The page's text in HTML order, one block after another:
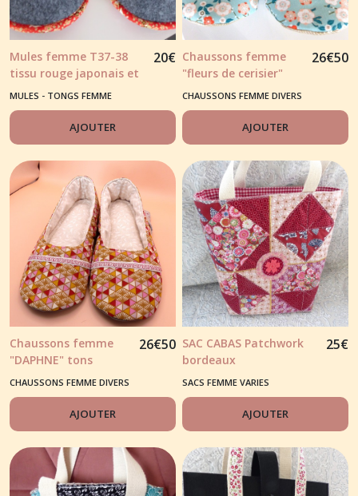
Mules femme T37-38
tissu rouge japonais et
feutrine grise
20€
MULES - TONGS FEMME
AJOUTER
Chaussons femme
"fleurs de cerisier"
tons bleu clair et
notes orange
26€50
CHAUSSONS FEMME DIVERS
AJOUTER
Chaussons femme
"DAPHNE" tons
rouge/rose/jaune
26€50
CHAUSSONS FEMME DIVERS
AJOUTER
SAC CABAS Patchwork
bordeaux
25€
SACS FEMME VARIES
AJOUTER